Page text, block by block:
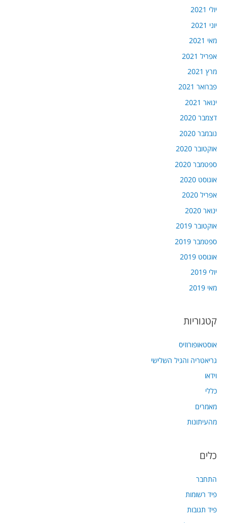
יולי 2021
יוני 2021
מאי 2021
אפריל 2021
מרץ 2021
פברואר 2021
ינואר 2021
דצמבר 2020
נובמבר 2020
אוקטובר 2020
ספטמבר 2020
אוגוסט 2020
אפריל 2020
ינואר 2020
אוקטובר 2019
ספטמבר 2019
אוגוסט 2019
יולי 2019
מאי 2019
קטגוריות
אוסטאופורוזיס
גריאטריה והגיל השלישי
וידאו
כללי
מאמרים
מהעיתונות
כלים
התחבר
פיד רשומות
פיד תגובות